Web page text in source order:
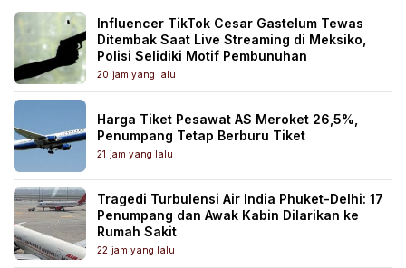
Influencer TikTok Cesar Gastelum Tewas
Ditembak Saat Live Streaming di Meksiko,
Polisi Selidiki Motif Pembunuhan
20 jam yang lalu
Harga Tiket Pesawat AS Meroket 26,5%,
Penumpang Tetap Berburu Tiket
21 jam yang lalu
Tragedi Turbulensi Air India Phuket-Delhi: 17
Penumpang dan Awak Kabin Dilarikan ke
Rumah Sakit
22 jam yang lalu